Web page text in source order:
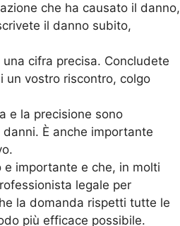
che ha causato il danno,
il danno subito,
cifra precisa. Concludete
un vostro riscontro, colgo
e la precisione sono
È anche importante
importante e che, in molti
legale per
la domanda rispetti tutte le
più efficace possibile.